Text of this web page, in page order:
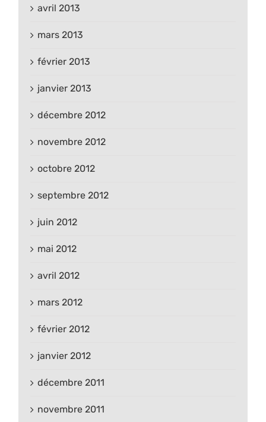
avril 2013
mars 2013
février 2013
janvier 2013
décembre 2012
novembre 2012
octobre 2012
septembre 2012
juin 2012
mai 2012
avril 2012
mars 2012
février 2012
janvier 2012
décembre 2011
novembre 2011